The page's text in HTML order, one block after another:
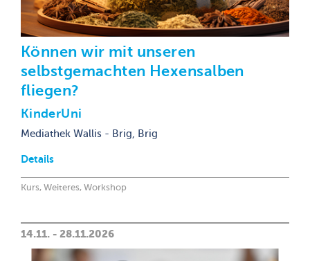
Können wir mit unseren
selbstgemachten Hexensalben
fliegen?
KinderUni
Mediathek Wallis - Brig, Brig
Details
Kurs, Weiteres, Workshop
14.11. - 28.11.2026